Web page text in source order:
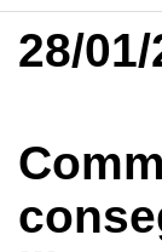
28/